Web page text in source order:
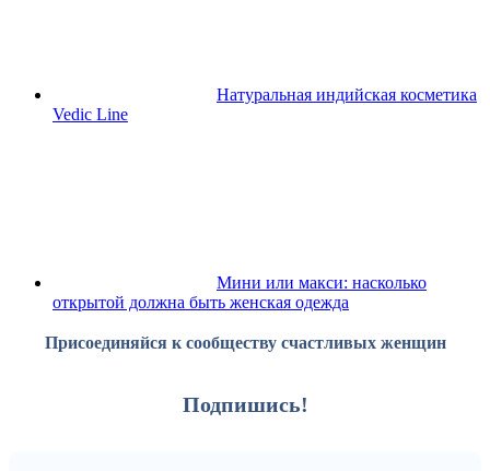
Натуральная индийская косметика
Vedic Line
Мини или макси: насколько
открытой должна быть женская одежда
Присоединяйся к сообществу счастливых женщин
Подпишись!